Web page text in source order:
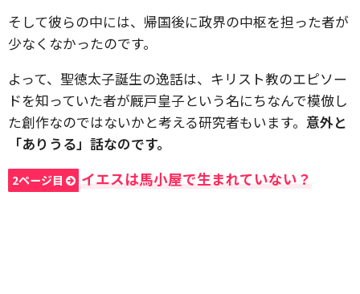
そして彼らの中には、帰国後に政界の中枢を担った者が
少なくなかったのです。
よって、聖徳太子誕生の逸話は、キリスト教のエピソー
ドを知っていた者が厩戸皇子という名にちなんで模倣し
た創作なのではないかと考える研究者もいます。 意外と
「ありうる」話なのです。
2ページ目 イエスは馬小屋で生まれていない？